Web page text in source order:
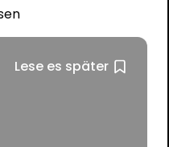
Lese es später